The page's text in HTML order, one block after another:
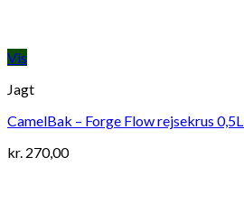
Vis
Jagt
CamelBak – Forge Flow rejsekrus
kr. 270,00